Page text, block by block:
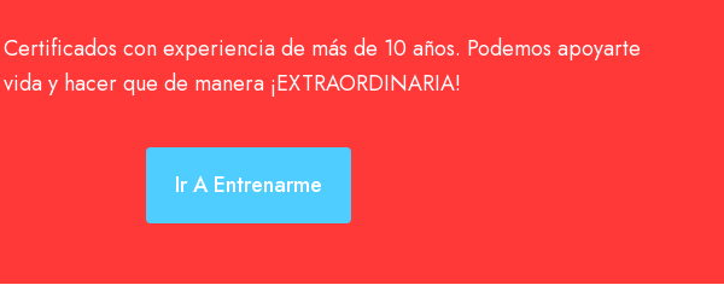
Certificados con experiencia de más de 10 años. Podemos apoyarte
y hacer que de manera ¡EXTRAORDINARIA!
Ir A Entrenarme